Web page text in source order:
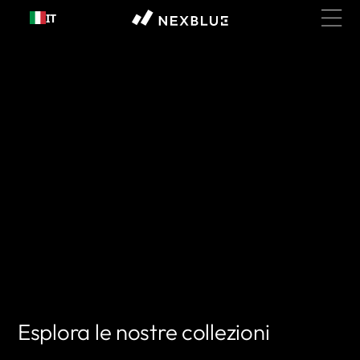
Passa al
contenuto
IT
Esplora le nostre collezioni